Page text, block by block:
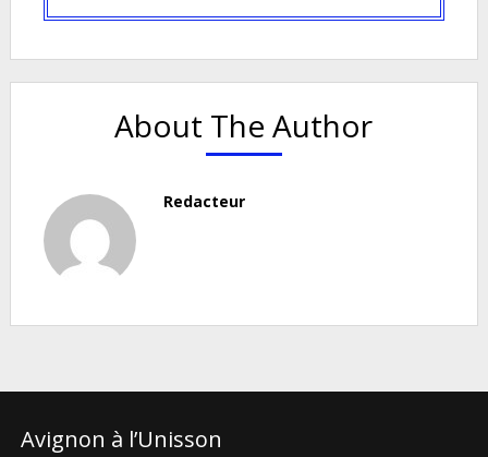
About The Author
Redacteur
Avignon à l’Unisson